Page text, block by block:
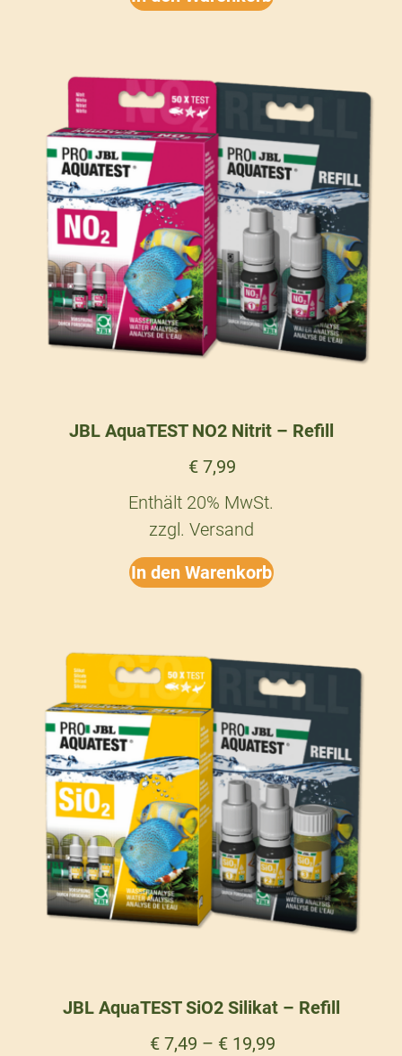
JBL AquaTEST NO2 Nitrit – Refill
€ 7,99
Enthält 20% MwSt.
zzgl. Versand
In den Warenkorb
JBL AquaTEST SiO2 Silikat – Refill
€7,49 – €19,99